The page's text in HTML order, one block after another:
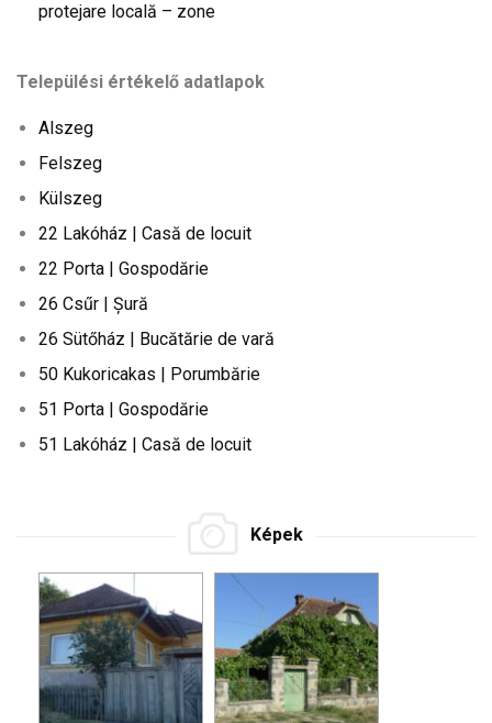
protejare locală – zone
Települési értékelő adatlapok
Alszeg
Felszeg
Külszeg
22 Lakóház | Casă de locuit
22 Porta | Gospodărie
26 Csűr | Șură
26 Sütőház | Bucătărie de vară
50 Kukoricakas | Porumbărie
51 Porta | Gospodărie
51 Lakóház | Casă de locuit
Képek